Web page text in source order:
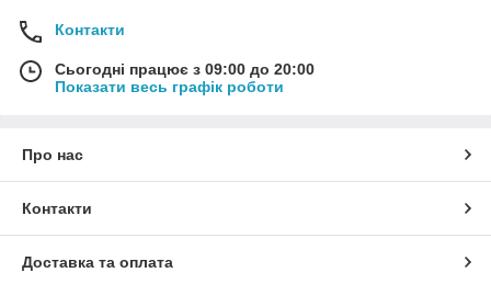
Контакти
Сьогодні працює з 09:00 до 20:00
Показати весь графік роботи
Про нас
Контакти
Доставка та оплата